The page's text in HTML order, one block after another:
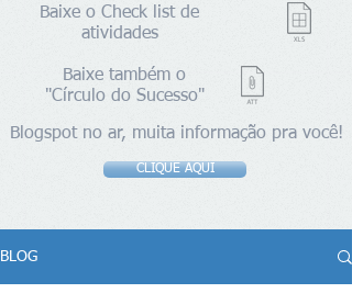
Blogspot no ar, muita informação pra você!
CLIQUE AQUI
Baixe também o
"Círculo do Sucesso"
Baixe o Check list de
atividades
BLOG